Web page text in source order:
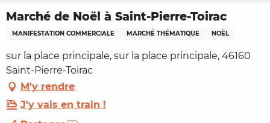
Marché de Noël à Saint-Pierre-Toirac
MANIFESTATION COMMERCIALE MARCHÉ THÉMATIQUE NOËL
sur la place principale, sur la place principale, 46160
Saint-Pierre-Toirac
M'y rendre
J'y vais en train !
Ajouter aux favoris